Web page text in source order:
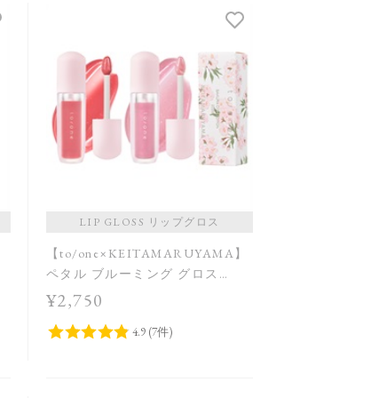
LIP GLOSS リップグロス
【to/one×KEITAMARUYAMA】
ペタル ブルーミング グロス
［EX13,EX14］＜限定品＞
¥2,750